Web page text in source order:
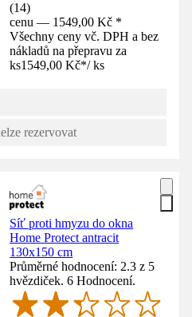
(14)
cenu — 1549,00 Kč *
Všechny ceny vč. DPH a bez
nákladů na přepravu za
ks1549,00 Kč*/ ks
rezervovat
Síť proti hmyzu do okna
Home Protect antracit
130x150 cm
Průměrné hodnocení: 2.3 z 5
hvězdiček. 6 Hodnocení.